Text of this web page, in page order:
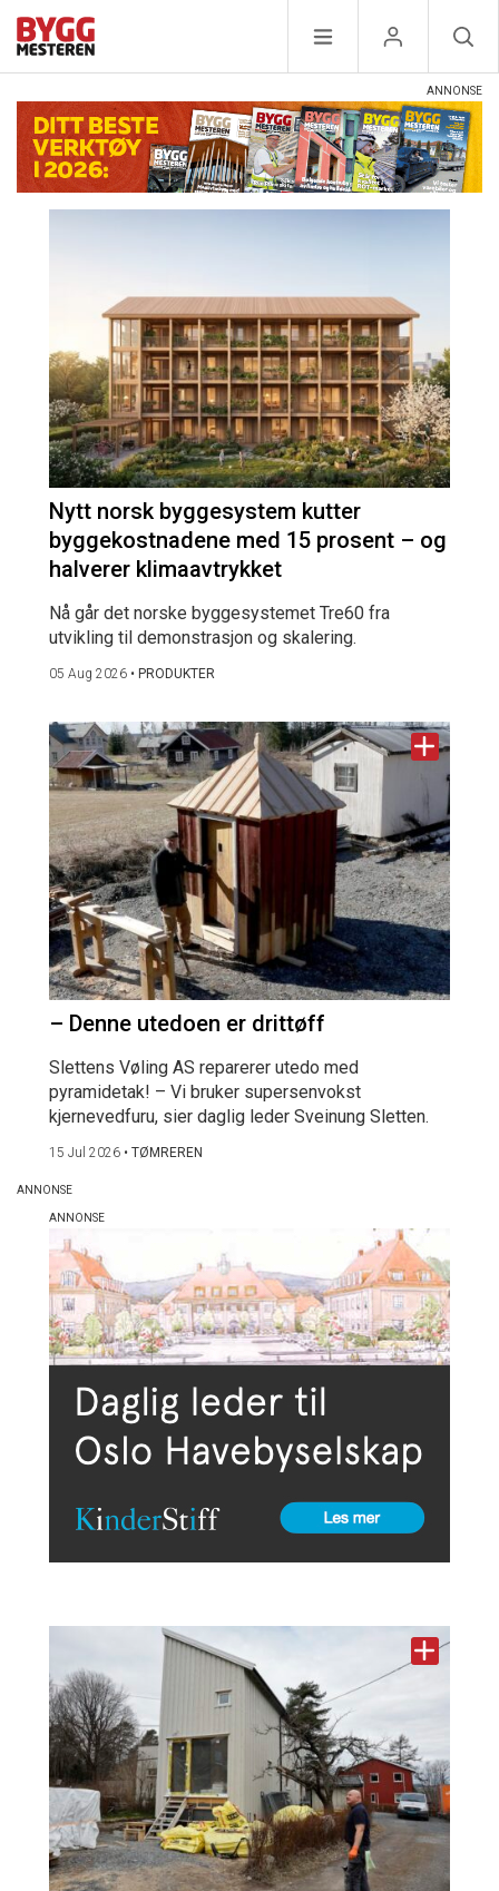
Nytt norsk byggesystem kutter
byggekostnadene med 15 prosent – og
halverer klimaavtrykket
Nå går det norske byggesystemet Tre60 fra
utvikling til demonstrasjon og skalering.
05 Aug 2026 • PRODUKTER
– Denne utedoen er drittøff
Slettens Vøling AS reparerer utedo med
pyramidetak! – Vi bruker supersenvokst
kjernevedfuru, sier daglig leder Sveinung Sletten.
15 Jul 2026 • TØMREREN